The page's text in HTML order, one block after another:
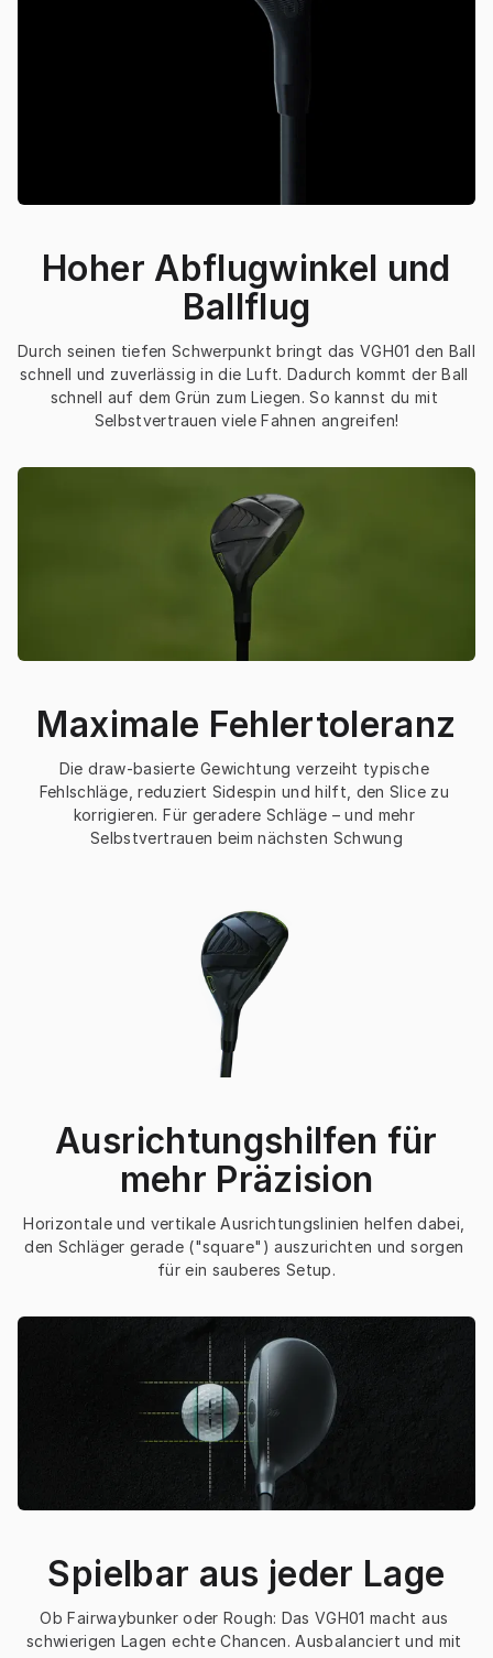
Hoher Abflugwinkel und
Ballflug
Durch seinen tiefen Schwerpunkt bringt das VGH01 den Ball
schnell und zuverlässig in die Luft. Dadurch kommt der Ball
schnell auf dem Grün zum Liegen. So kannst du mit
Selbstvertrauen viele Fahnen angreifen!
Maximale Fehlertoleranz
Die draw-basierte Gewichtung verzeiht typische
Fehlschläge, reduziert Sidespin und hilft, den Slice zu
korrigieren. Für geradere Schläge – und mehr
Selbstvertrauen beim nächsten Schwung
Ausrichtungshilfen für
mehr Präzision
Horizontale und vertikale Ausrichtungslinien helfen dabei,
den Schläger gerade ("square") auszurichten und sorgen
für ein sauberes Setup.
Spielbar aus jeder Lage
Ob Fairwaybunker oder Rough: Das VGH01 macht aus
schwierigen Lagen echte Chancen. Ausbalanciert und mit